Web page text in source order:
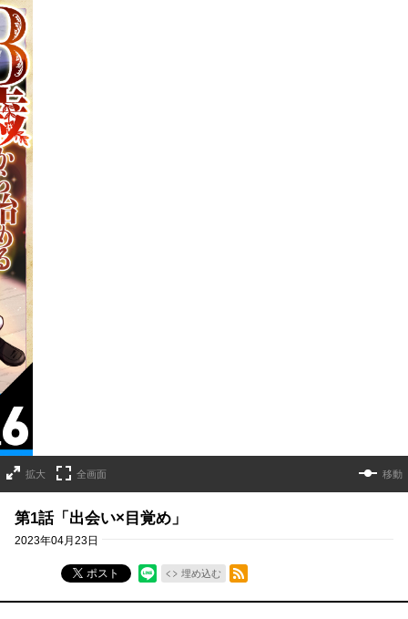
拡大 全画面 移動
第1話「出会い×目覚め」
2023年04月23日
ポスト 埋め込む
RSSフィード